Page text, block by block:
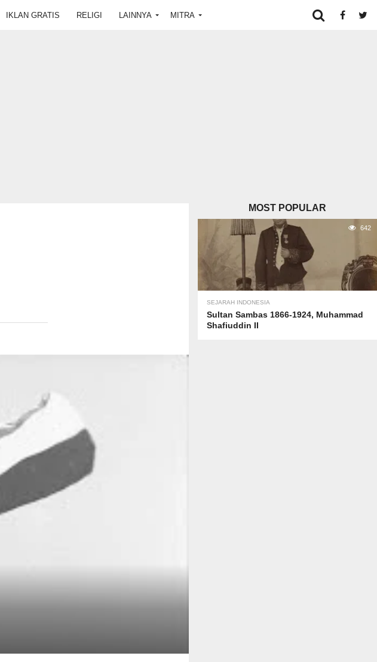
IKLAN GRATIS RELIGI LAINNYA MITRA
MOST POPULAR
642
SEJARAH INDONESIA
Sultan Sambas 1866-1924, Muhammad
Shafiuddin II